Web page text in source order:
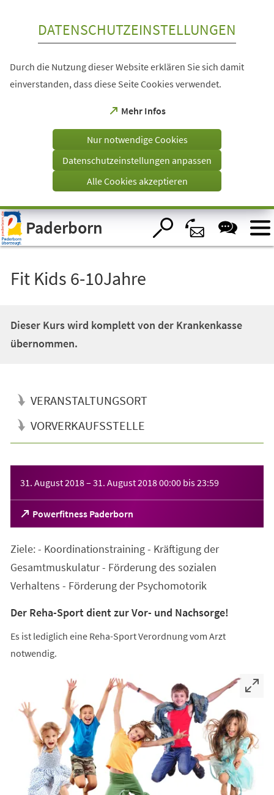
Visuelle
Assistenzsoftware
öffnen.
DATENSCHUTZEINSTELLUNGEN
Durch die Nutzung dieser Website erklären Sie sich damit
einverstanden, dass diese Seite Cookies verwendet.
Mehr Infos
(Öffnet
einem
Tab)
Nur notwendige Cookies
Datenschutzeinstellungen anpassen
Alle Cookies akzeptieren
Paderborn
Fit Kids 6-10Jahre
Dieser Kurs wird komplett von der Krankenkasse
übernommen.
VERANSTALTUNGSORT
VORVERKAUFSSTELLE
31. August 2018– 31. August 201800:00 bis23:59
Powerfitness Paderborn
(Öffnet
in
neuen
Ziele: - Koordinationstraining - Kräftigung der
Gesamtmuskulatur - Förderung des sozialen
Verhaltens - Förderung der Psychomotorik
Der Reha-Sport dient zur Vor- und Nachsorge!
Es ist lediglich eine Reha-Sport Verordnung vom Arzt
notwendig.